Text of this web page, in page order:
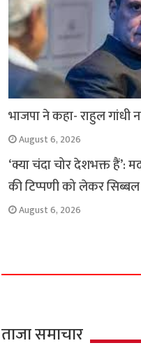
भाजपा ने कहा- राहुल गांधी
August 6, 2026
‘क्या चंदा चोर देशभक्त हैं’:
की टिप्पणी को लेकर
August 6, 2026
ताजा समाचार